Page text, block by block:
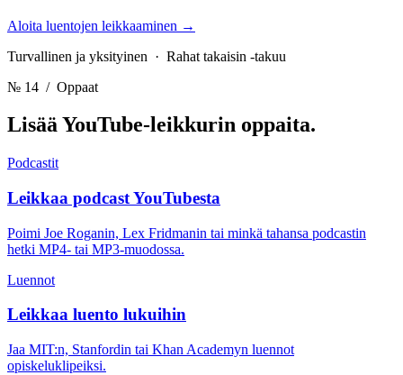
Aloita luentojen leikkaaminen →
Turvallinen ja yksityinen · Rahat takaisin -takuu
№ 14 / Oppaat
Lisää YouTube-leikkurin oppaita.
Podcastit
Leikkaa podcast YouTubesta
Poimi Joe Roganin, Lex Fridmanin tai minkä tahansa podcastin
hetki MP4- tai MP3-muodossa.
Luennot
Leikkaa luento lukuihin
Jaa MIT:n, Stanfordin tai Khan Academyn luennot
opiskeluklipeiksi.